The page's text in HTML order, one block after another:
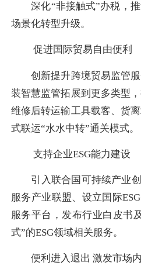
深化“非接触式”办税，推
场景化转型升级。
促进国际贸易自由便利
创新提升跨境贸易监管服
装智慧监管拓展到更多类型
维修后转运输工具载客、货
式联运“水水中转”通关模式。
支持企业ESG能力建设
引入联合国可持续产业创
服务产业联盟、设立国际
服务平台，发布行业白皮书
式”的ESG领域相关服务。
便利进入退出 激发市场